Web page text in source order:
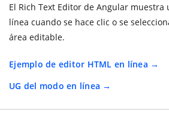
El Rich Text Editor de Angular muestra
línea cuando se hace clic o se
área editable.
Ejemplo de editor HTML en línea
UG del modo en línea